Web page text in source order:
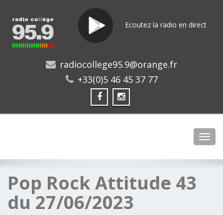
Ecoutez la radio en direct
radiocollege95.9@orange.fr
+33(0)5 46 45 37 77
Pop Rock Attitude 43
du 27/06/2023